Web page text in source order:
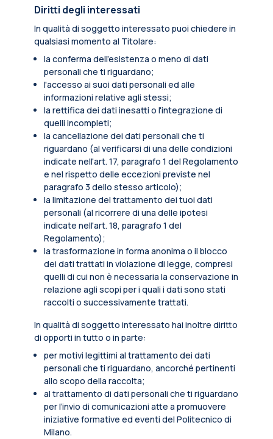
Diritti degli interessati
In qualità di soggetto interessato puoi chiedere in
qualsiasi momento al Titolare:
la conferma dell’esistenza o meno di dati
personali che ti riguardano;
l'accesso ai suoi dati personali ed alle
informazioni relative agli stessi;
la rettifica dei dati inesatti o l'integrazione di
quelli incompleti;
la cancellazione dei dati personali che ti
riguardano (al verificarsi di una delle condizioni
indicate nell'art. 17, paragrafo 1 del Regolamento
e nel rispetto delle eccezioni previste nel
paragrafo 3 dello stesso articolo);
la limitazione del trattamento dei tuoi dati
personali (al ricorrere di una delle ipotesi
indicate nell'art. 18, paragrafo 1 del
Regolamento);
la trasformazione in forma anonima o il blocco
dei dati trattati in violazione di legge, compresi
quelli di cui non è necessaria la conservazione in
relazione agli scopi per i quali i dati sono stati
raccolti o successivamente trattati.
In qualità di soggetto interessato hai inoltre diritto
di opporti in tutto o in parte:
per motivi legittimi al trattamento dei dati
personali che ti riguardano, ancorché pertinenti
allo scopo della raccolta;
al trattamento di dati personali che ti riguardano
per l’invio di comunicazioni atte a promuovere
iniziative formative ed eventi del Politecnico di
Milano.